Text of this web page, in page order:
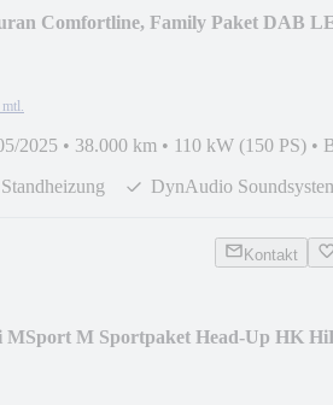
Comfortline, Family Paket DAB
mtl.
2025 • 38.000 km • 110 kW (150 PS) •
Standheizung DynAudio
Kontakt
MSport M Sportpaket Head-Up HK